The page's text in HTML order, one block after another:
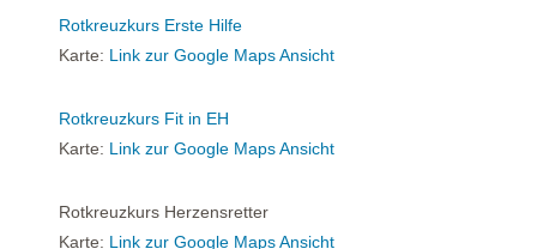
Rotkreuzkurs Erste Hilfe
Karte: Link zur Google Maps Ansicht
Rotkreuzkurs Fit in EH
Karte: Link zur Google Maps Ansicht
Rotkreuzkurs Herzensretter
Karte: Link zur Google Maps Ansicht